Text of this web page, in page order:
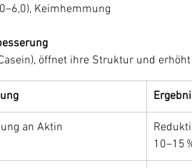
Keimhemmung
öffnet ihre Struktur und
an Aktin
10–15